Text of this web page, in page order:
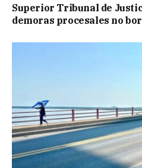
Superior Tribunal de
demoras procesales no